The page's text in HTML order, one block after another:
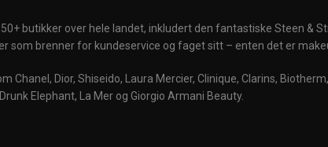
butikker over hele landet, inkludert den fantastiske Steen &
som brenner for kundeservice og faget sitt – enten det er
Chanel, Dior, Shiseido, Laura Mercier, Clinique, Clarins,
Elephant, La Mer og Giorgio Armani Beauty.